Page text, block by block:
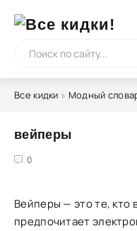
Все кидки » Модный
вейперы
0
5
Вейперы — это те, кто
предпочитает